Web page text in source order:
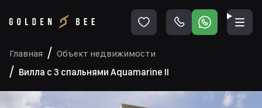
Главная
Объект недвижимости
Вилла с 3 спальнями Aquamarine II